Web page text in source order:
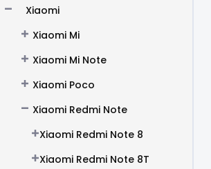
Xiaomi
Xiaomi Mi
Xiaomi Mi Note
Xiaomi Poco
Xiaomi Redmi Note
Xiaomi Redmi Note 8
Xiaomi Redmi Note 8T